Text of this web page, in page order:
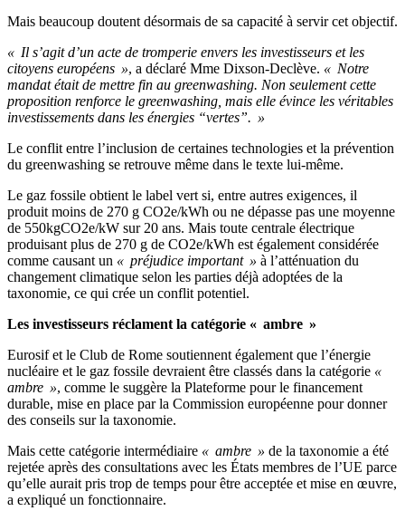
Mais beaucoup doutent désormais de sa capacité à servir cet objectif.
« Il s’agit d’un acte de tromperie envers les investisseurs et les
citoyens européens », a déclaré Mme Dixson-Declève. « Notre
mandat était de mettre fin au greenwashing. Non seulement cette
proposition renforce le greenwashing, mais elle évince les véritables
investissements dans les énergies “vertes”. »
Le conflit entre l’inclusion de certaines technologies et la prévention
du greenwashing se retrouve même dans le texte lui-même.
Le gaz fossile obtient le label vert si, entre autres exigences, il
produit moins de 270 g CO2e/kWh ou ne dépasse pas une moyenne
de 550kgCO2e/kW sur 20 ans. Mais toute centrale électrique
produisant plus de 270 g de CO2e/kWh est également considérée
comme causant un « préjudice important » à l’atténuation du
changement climatique selon les parties déjà adoptées de la
taxonomie, ce qui crée un conflit potentiel.
Les investisseurs réclament la catégorie « ambre »
Eurosif et le Club de Rome soutiennent également que l’énergie
nucléaire et le gaz fossile devraient être classés dans la catégorie «
ambre », comme le suggère la Plateforme pour le financement
durable, mise en place par la Commission européenne pour donner
des conseils sur la taxonomie.
Mais cette catégorie intermédiaire « ambre » de la taxonomie a été
rejetée après des consultations avec les États membres de l’UE parce
qu’elle aurait pris trop de temps pour être acceptée et mise en œuvre,
a expliqué un fonctionnaire.